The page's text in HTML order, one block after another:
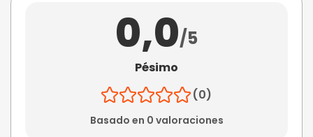
0,0/5
Pésimo
(0)
Basado en 0 valoraciones